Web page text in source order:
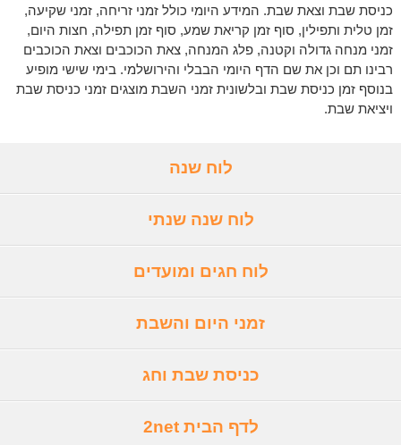
כניסת שבת וצאת שבת. המידע היומי כולל זמני זריחה, זמני שקיעה,
זמן טלית ותפילין, סוף זמן קריאת שמע, סוף זמן תפילה, חצות היום,
זמני מנחה גדולה וקטנה, פלג המנחה, צאת הכוכבים וצאת הכוכבים
רבינו תם וכן את שם הדף היומי הבבלי והירושלמי. בימי שישי מופיע
בנוסף זמן כניסת שבת ובלשונית זמני השבת מוצגים זמני כניסת שבת
ויציאת שבת.
לוח שנה
לוח שנה שנתי
לוח חגים ומועדים
זמני היום והשבת
כניסת שבת וחג
לדף הבית 2net